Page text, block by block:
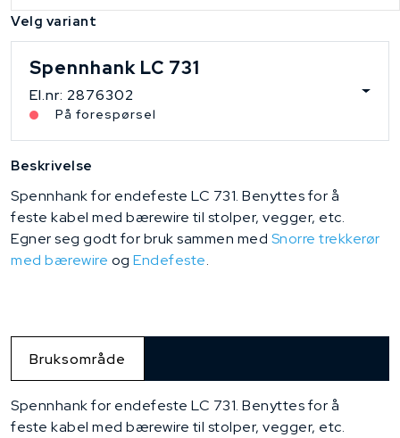
Velg variant
Spennhank LC 731
El.nr: 2876302
På forespørsel
Beskrivelse
Spennhank for endefeste LC 731. Benyttes for å
feste kabel med bærewire til stolper, vegger, etc.
Egner seg godt for bruk sammen med Snorre trekkerør
med bærewire og Endefeste.
Bruksområde
Spennhank for endefeste LC 731. Benyttes for å
feste kabel med bærewire til stolper, vegger, etc.